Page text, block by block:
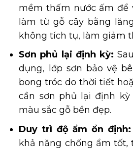
mềm thấm nước ấm để
làm từ gỗ cây bằng
không tích tụ, làm giảm
Sơn phủ lại định kỳ:
dụng, lớp sơn bảo vệ
bong tróc do thời tiết
cần sơn phủ lại định
màu sắc gỗ bền đẹp.
Duy trì độ ẩm ổn định:
khả năng chống ẩm tốt,